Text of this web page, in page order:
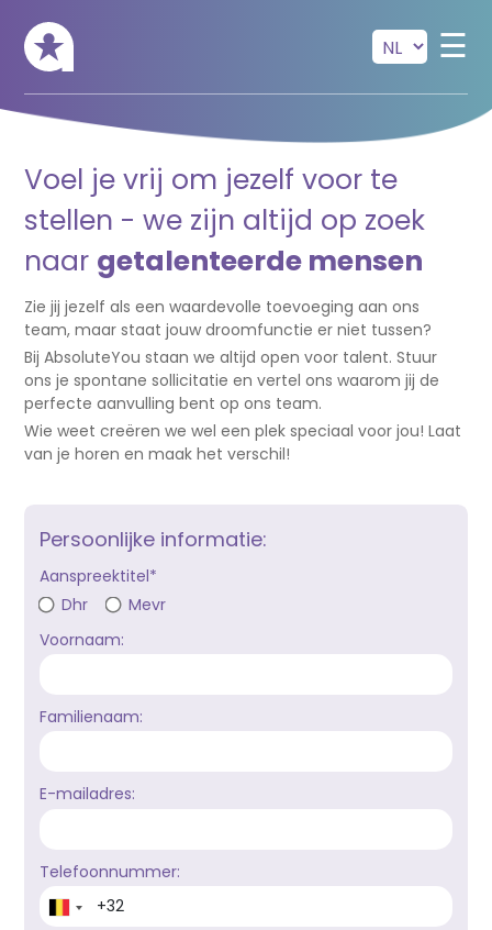
☰
Voel je vrij om jezelf voor te
stellen - we zijn altijd op zoek
naar getalenteerde mensen
Zie jij jezelf als een waardevolle toevoeging aan ons
team, maar staat jouw droomfunctie er niet tussen?
Bij AbsoluteYou staan we altijd open voor talent. Stuur
ons je spontane sollicitatie en vertel ons waarom jij de
perfecte aanvulling bent op ons team.
Wie weet creëren we wel een plek speciaal voor jou! Laat
van je horen en maak het verschil!
Persoonlijke informatie:
Aanspreektitel*
Dhr
Mevr
Voornaam:
Familienaam:
E-mailadres:
Telefoonnummer: